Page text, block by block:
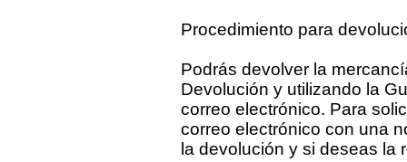
Procedimiento para
Podrás devolver la
Devolución y utilizando la
correo electrónico. Para
correo electrónico con una
la devolución y si deseas la